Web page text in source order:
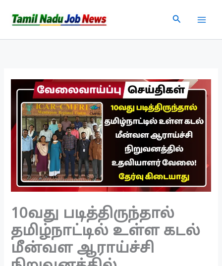
Search
10வது படித்திருந்தால்
தமிழ்நாட்டில் உள்ள கடல்
மீன்வள ஆராய்ச்சி